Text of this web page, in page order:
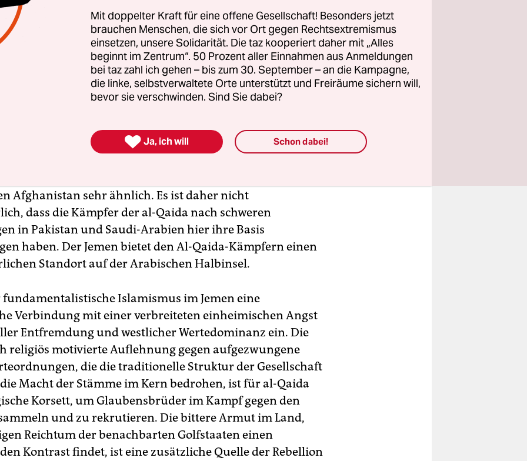
eines geschickten Austarierens der divergierenden
und finanzieller Unterstützung aus dem Ausland
Abdullah Saleh über Jahrzehnte an der Macht
Doch weite Teile des Landes entziehen sich seiner
Staatsverbund, und im Süden fordert eine separatistische
die Loslösung von der Zentralmacht in Sanaa.
Afghanistan sehr ähnlich. Es ist daher nicht
dass die Kämpfer der al-Qaida nach schweren
in Pakistan und Saudi-Arabien hier ihre Basis
haben. Der Jemen bietet den Al-Qaida-Kämpfern einen
Standort auf der Arabischen Halbinsel.
fundamentalistische Islamismus im Jemen eine
Verbindung mit einer verbreiteten einheimischen Angst
Entfremdung und westlicher Wertedominanz ein. Die
religiös motivierte Auflehnung gegen aufgezwungene
die die traditionelle Struktur der Gesellschaft
Macht der Stämme im Kern bedrohen, ist für al-Qaida
Korsett, um Glaubensbrüder im Kampf gegen den
und zu rekrutieren. Die bittere Armut im Land,
Reichtum der benachbarten Golfstaaten einen
Kontrast findet, ist eine zusätzliche Quelle der Rebellion
Mit doppelter Kraft für eine offene Gesellschaft! Besonders jetzt
brauchen Menschen, die sich vor Ort gegen Rechtsextremismus
einsetzen, unsere Solidarität. Die taz kooperiert daher mit „Alles
beginnt im Zentrum“. 50 Prozent aller Einnahmen aus Anmeldungen
bei taz zahl ich gehen – bis zum 30. September – an die Kampagne,
die linke, selbstverwaltete Orte unterstützt und Freiräume sichern will,
bevor sie verschwinden. Sind Sie dabei?
 Ja, ich will Schon dabei!